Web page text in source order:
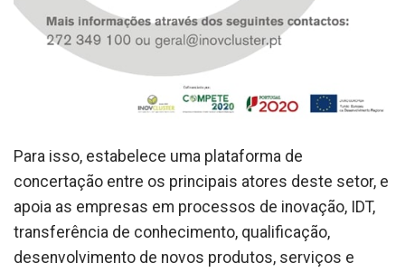
Para isso, estabelece uma plataforma de
concertação entre os principais atores deste setor, e
apoia as empresas em processos de inovação, IDT,
transferência de conhecimento, qualificação,
desenvolvimento de novos produtos, serviços e